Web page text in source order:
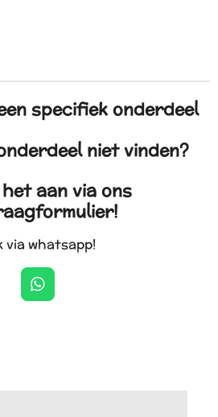
specifiek onderdeel
niet vinden?
aan via ons
via whatsapp!
W
h